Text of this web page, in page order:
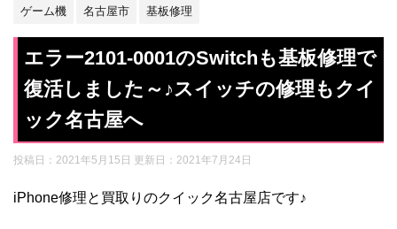
ゲーム機 名古屋市 基板修理
エラー2101-0001のSwitchも基板修理で
復活しました～♪スイッチの修理もクイ
ック名古屋へ
投稿日：2021年5月15日 更新日： 2021年7月24日
iPhone修理と買取りのクイック名古屋店です♪